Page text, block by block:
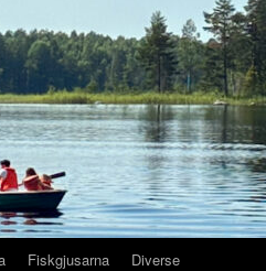
Fiskgjusarna Diverse